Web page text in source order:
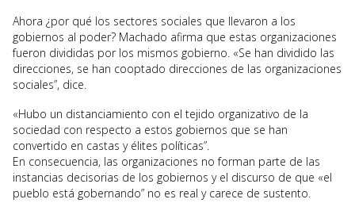
Ahora ¿por qué los sectores sociales que llevaron a los
gobiernos al poder? Machado afirma que estas organizaciones
fueron divididas por los mismos gobierno. «Se han dividido las
direcciones, se han cooptado direcciones de las organizaciones
sociales”, dice.
«Hubo un distanciamiento con el tejido organizativo de la
sociedad con respecto a estos gobiernos que se han
convertido en castas y élites políticas”.
En consecuencia, las organizaciones no forman parte de las
instancias decisorias de los gobiernos y el discurso de que «el
pueblo está gobernando” no es real y carece de sustento.